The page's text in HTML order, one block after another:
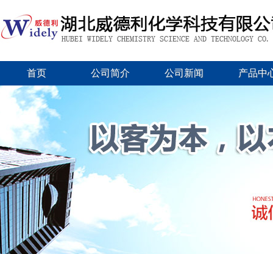
首页 公司简介 公司新闻 产品中